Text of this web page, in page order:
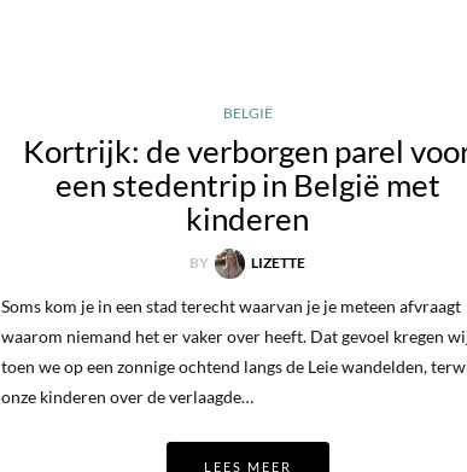
BELGIË
Kortrijk: de verborgen parel
een stedentrip in België met
kinderen
BY LIZETTE
Soms kom je in een stad terecht waarvan je je meteen afvraagt
waarom niemand het er vaker over heeft. Dat gevoel kregen
toen we op een zonnige ochtend langs de Leie wandelden,
onze kinderen over de verlaagde…
LEES MEER